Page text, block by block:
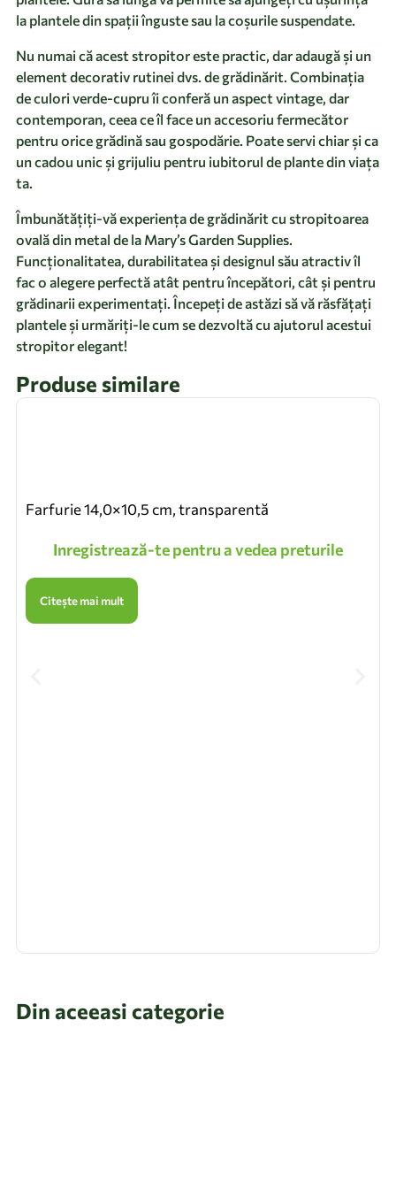
la plantele din spații înguste sau la coșurile suspendate.
Nu numai că acest stropitor este practic, dar adaugă și un
element decorativ rutinei dvs. de grădinărit. Combinația
de culori verde-cupru îi conferă un aspect vintage, dar
contemporan, ceea ce îl face un accesoriu fermecător
pentru orice grădină sau gospodărie. Poate servi chiar și ca
un cadou unic și grijuliu pentru iubitorul de plante din viața
ta.
Îmbunătățiți-vă experiența de grădinărit cu stropitoarea
ovală din metal de la Mary’s Garden Supplies.
Funcționalitatea, durabilitatea și designul său atractiv îl
fac o alegere perfectă atât pentru începători, cât și pentru
grădinarii experimentați. Începeți de astăzi să vă răsfățați
plantele și urmăriți-le cum se dezvoltă cu ajutorul acestui
stropitor elegant!
Produse similare
Farfurie 14,0×10,5 cm, transparentă
Inregistrează-te pentru a vedea preturile
Citește mai mult
Din aceeasi categorie